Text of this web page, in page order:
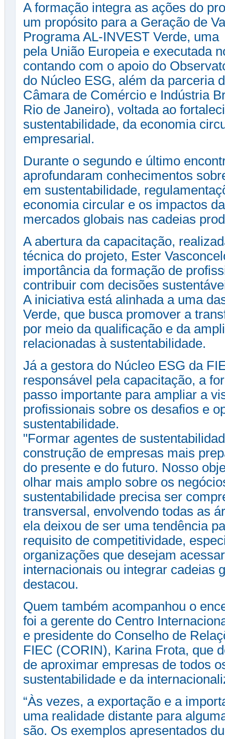
A formação integra as ações do
um propósito para a Geração de
Programa AL-INVEST Verde,
pela União Europeia e executada
contando com o apoio do
do Núcleo ESG, além da parceria
Câmara de Comércio e Indústria
Rio de Janeiro), voltada ao
sustentabilidade, da economia
empresarial.
Durante o segundo e último
aprofundaram conhecimentos
em sustentabilidade,
economia circular e os impactos
mercados globais nas cadeias
A abertura da capacitação,
técnica do projeto, Ester
importância da formação de
contribuir com decisões
A iniciativa está alinhada a uma
Verde, que busca promover a
por meio da qualificação e da
relacionadas à sustentabilidade.
Já a gestora do Núcleo ESG da
responsável pela capacitação, a
passo importante para ampliar a
profissionais sobre os desafios e
sustentabilidade.
"Formar agentes de
construção de empresas mais
do presente e do futuro. Nosso
olhar mais amplo sobre os
sustentabilidade precisa ser
transversal, envolvendo todas as
ela deixou de ser uma tendência
requisito de competitividade,
organizações que desejam
internacionais ou integrar cadeias
destacou.
Quem também acompanhou o
foi a gerente do Centro
e presidente do Conselho de
FIEC (CORIN), Karina Frota, que
de aproximar empresas de todos
sustentabilidade e da
“Às vezes, a exportação e a
uma realidade distante para
são. Os exemplos apresentados